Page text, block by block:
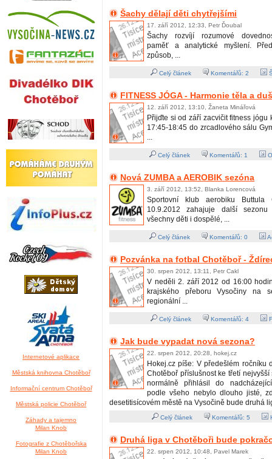
Internetové aplikace
Městská knihovna Chotěboř
Informační centrum Chotěboř
Městská policie Chotěboř
Záhady a tajemno
Milan Knob
Fotografie z Chotěbořska
Milan Knob
Šachy dělají děti chytřejšími
17. září 2012, 12:33, Petr Ďoubal
Šachy rozvíjí rozumové
paměť a analytické myšlení.
způsob, ...
Celý článek Komentářů: 2
FITNESS JÓGA - Harmonie těla a
12. září 2012, 13:10, Žaneta Minářová
Přijďte si od září zacvičit fitness jógu
17:45-18:45 do zrcadlového sálu
...
Celý článek Komentářů: 1
Nová ZUMBA a AEROBIK sezóna
3. září 2012, 13:52, Blanka Lorencová
Sportovní klub aerobiku Buttula
10.9.2012 zahajuje další sezonu
všechny děti i dospělé, ...
Celý článek Komentářů: 0
Pozvánka na fotbal Chotěboř -
30. srpen 2012, 13:11, Petr Cakl
V neděli 2. září 2012 od 16:00
krajského přeboru Vysočiny na
regionální ...
Celý článek Komentářů: 4
Jak bude vypadat nová sezona?
22. srpen 2012, 20:28, hokej.cz
Hokej.cz píše: V předešlém ročníku
Chotěboř příslušnost ke třetí
normálně přihlásil do
podle všeho nebylo dlouho jisté,
desetitisícovém městě na Vysočině bude druhá
Celý článek Komentářů: 5
Druhá liga v Chotěboři bude
22. srpen 2012, 10:48, Pavel Marek